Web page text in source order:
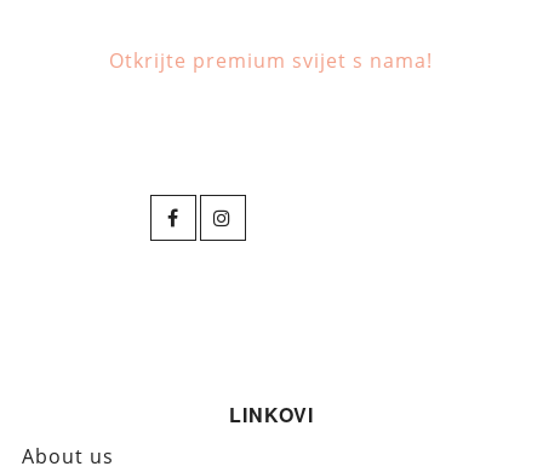
Otkrijte premium svijet s nama!
LINKOVI
About us